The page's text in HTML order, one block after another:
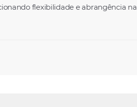
flexibilidade e abrangência na